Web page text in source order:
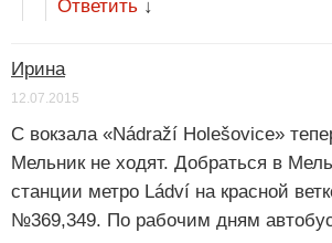
Ответить ↓
Ирина
12.07.2015
С вокзала «Nádraží Holešovice»
Мельник не ходят. Добраться в
станции метро Ládví на красной
№369,349. По рабочим дням